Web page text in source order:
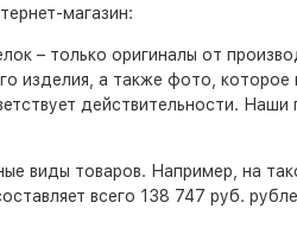
магазин:
– только оригиналы от
изделия, а также фото,
действительности.
виды товаров. Например, на
всего 138 747 руб.